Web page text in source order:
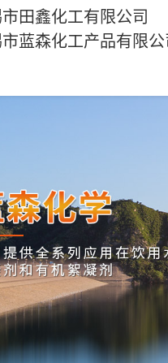
田鑫化工有限公司
蓝森化工产品有限公